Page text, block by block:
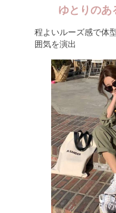
ゆとりのあ
程よいルーズ感で体
囲気を演出